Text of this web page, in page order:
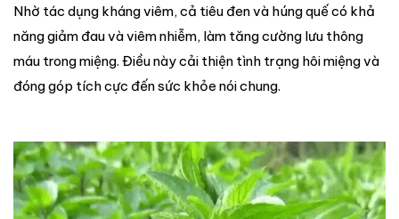
Nhờ tác dụng kháng viêm, cả tiêu đen và húng quế có khả
năng giảm đau và viêm nhiễm, làm tăng cường lưu thông
máu trong miệng. Điều này cải thiện tình trạng hôi miệng và
đóng góp tích cực đến sức khỏe nói chung.